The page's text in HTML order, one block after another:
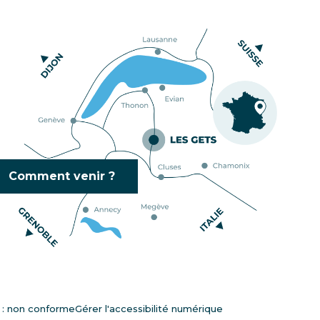
Comment venir ?
non conformeGérer l'accessibilité numérique